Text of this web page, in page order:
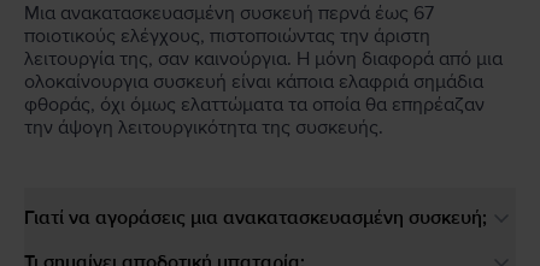
Μια ανακατασκευασμένη συσκευή περνά έως 67
ποιοτικούς ελέγχους, πιστοποιώντας την άριστη
λειτουργία της, σαν καινούργια. Η μόνη διαφορά από μια
ολοκαίνουργια συσκευή είναι κάποια ελαφριά σημάδια
φθοράς, όχι όμως ελαττώματα τα οποία θα επηρέαζαν
την άψογη λειτουργικότητα της συσκευής.
Γιατί να αγοράσεις μια ανακατασκευασμένη συσκευή;